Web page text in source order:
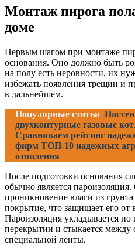
Монтаж пирога
доме
Первым шагом при монтаже
основания. Оно должно быть
на полу есть неровности, их
избежать появления трещин и
в дальнейшем.
Популярные статьи
двухконтурные газовые
Сравниваем рейтинг
фирм ТОП-10 надежных
отопления
После подготовки основания
обычно является
проникновение влаги из
покрытие, что защищает его от
Пароизоляция укладывается
перекрытии и стыкается
специальной ленты.